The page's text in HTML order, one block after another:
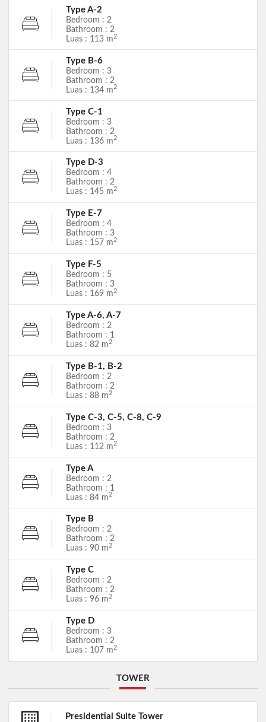
Type A-2
Bedroom : 2
Bathroom : 2
Luas : 113 m 2
Type B-6
Bedroom : 3
Bathroom : 2
Luas : 134 m2
Type C-1
Bedroom : 3
Bathroom : 2
Luas : 136 m2
Type D-3
Bedroom : 4
Bathroom : 2
Luas : 145 m2
Type E-7
Bedroom : 4
Bathroom : 3
Luas : 157 m2
Type F-5
Bedroom : 5
Bathroom : 3
Luas : 169 m 2
Type A-6, A-7
Bedroom : 2
Bathroom : 1
Luas : 82 m 2
Type B-1, B-2
Bedroom : 2
Bathroom : 2
Luas : 88 m 2
Type C-3, C-5, C-8, C-9
Bedroom : 3
Bathroom : 2
Luas : 112 m2
Type A
Bedroom : 2
Bathroom : 1
Luas : 84 m2
Type B
Bedroom : 2
Bathroom : 2
Luas : 90 m2
Type C
Bedroom : 2
Bathroom : 2
Luas : 96 m2
Type D
Bedroom : 3
Bathroom : 2
Luas : 107 m 2
TOWER
Presidential Suite Tower